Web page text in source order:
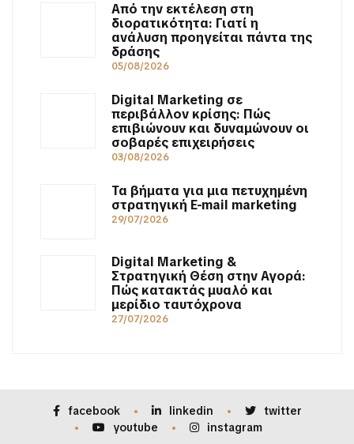
Από την εκτέλεση στη
διορατικότητα: Γιατί η
ανάλυση προηγείται πάντα της
δράσης
05/08/2026
Digital Marketing σε
περιβάλλον κρίσης: Πώς
επιβιώνουν και δυναμώνουν οι
σοβαρές επιχειρήσεις
03/08/2026
Τα βήματα για μια πετυχημένη
στρατηγική E-mail marketing
29/07/2026
Digital Marketing &
Στρατηγική Θέση στην Αγορά:
Πώς κατακτάς μυαλό και
μερίδιο ταυτόχρονα
27/07/2026
facebook linkedin
twitter
youtube
instagram